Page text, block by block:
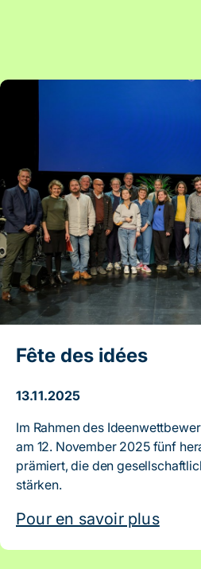
Artikel: Fête des idées
Fête des idées
13.11.2025
Im Rahmen des
am 12. November 2025 fünf
prämiert, die den
stärken.
Pour en savoir plus